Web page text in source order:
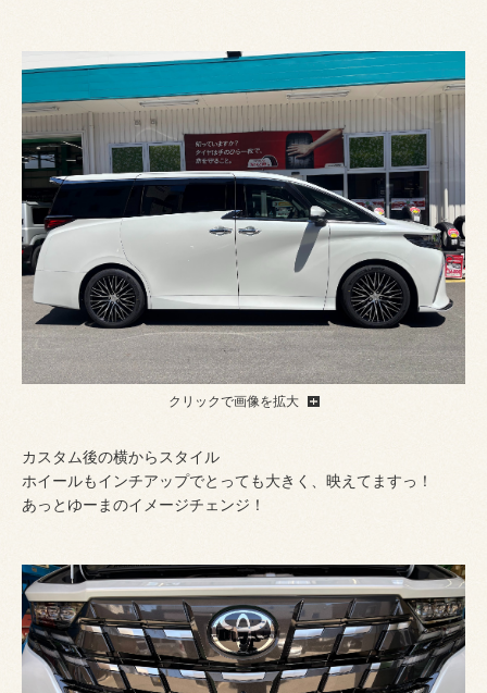
クリックで画像を拡大
カスタム後の横からスタイル
ホイールもインチアップでとっても大きく、映えてますっ！
あっとゆーまのイメージチェンジ！